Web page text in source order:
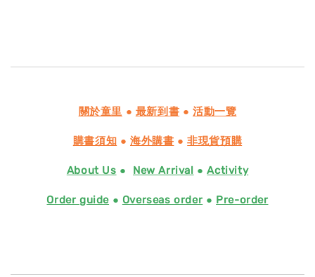
關於童里 ● 最新到書 ●活動一覽
購書須知 ● 海外購書 ●非現貨預購
About Us ● New Arrival ●Activity
Order guide ● Overseas order● Pre-order